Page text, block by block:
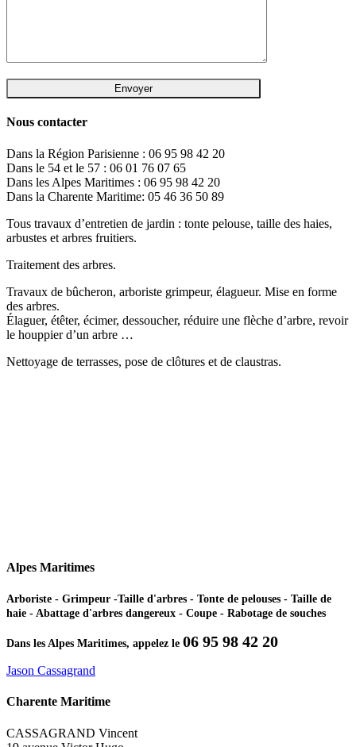
Nous contacter
Dans la Région Parisienne : 06 95 98 42 20
Dans le 54 et le 57 : 06 01 76 07 65
Dans les Alpes Maritimes : 06 95 98 42 20
Dans la Charente Maritime: 05 46 36 50 89
Tous travaux d’entretien de jardin : tonte pelouse, taille des haies,
arbustes et arbres fruitiers.
Traitement des arbres.
Travaux de bûcheron, arboriste grimpeur, élagueur. Mise en forme
des arbres.
Élaguer, étêter, écimer, dessoucher, réduire une flèche d’arbre, revoir
le houppier d’un arbre …
Nettoyage de terrasses, pose de clôtures et de claustras.
Alpes Maritimes
Arboriste - Grimpeur -Taille d'arbres - Tonte de pelouses - Taille de
haie - Abattage d'arbres dangereux - Coupe - Rabotage de souches
Dans les Alpes Maritimes, appelez le 06 95 98 42 20
Jason Cassagrand
Charente Maritime
CASSAGRAND Vincent